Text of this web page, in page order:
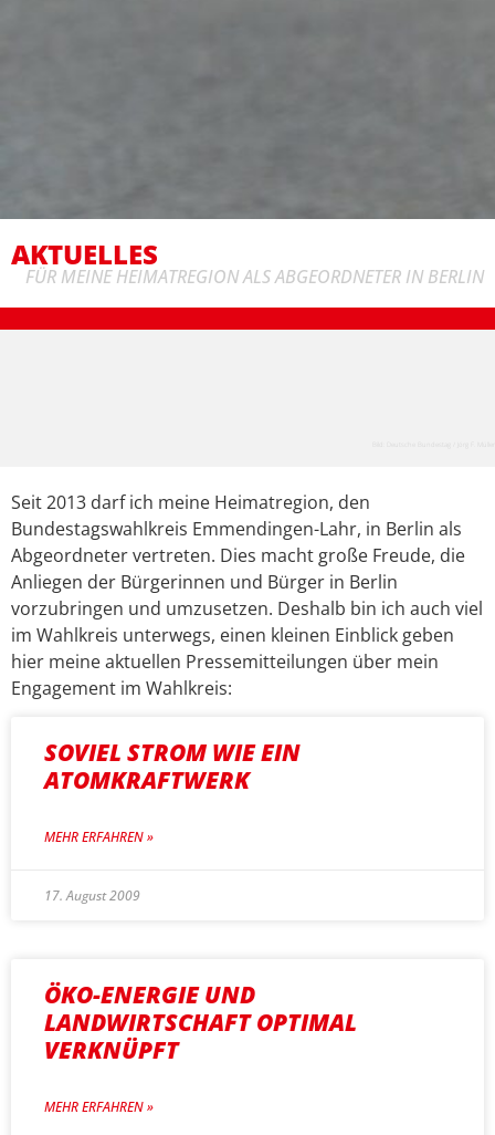
AKTUELLES
FÜR MEINE HEIMATREGION ALS ABGEORDNETER IN BERLIN
Seit 2013 darf ich meine Heimatregion, den
Bundestagswahlkreis Emmendingen-Lahr, in Berlin als
Abgeordneter vertreten. Dies macht große Freude, die
Anliegen der Bürgerinnen und Bürger in Berlin
vorzubringen und umzusetzen. Deshalb bin ich auch viel
im Wahlkreis unterwegs, einen kleinen Einblick geben
hier meine aktuellen Pressemitteilungen über mein
Engagement im Wahlkreis:
SOVIEL STROM WIE EIN
ATOMKRAFTWERK
MEHR ERFAHREN »
17. August 2009
ÖKO-ENERGIE UND
LANDWIRTSCHAFT OPTIMAL
VERKNÜPFT
MEHR ERFAHREN »